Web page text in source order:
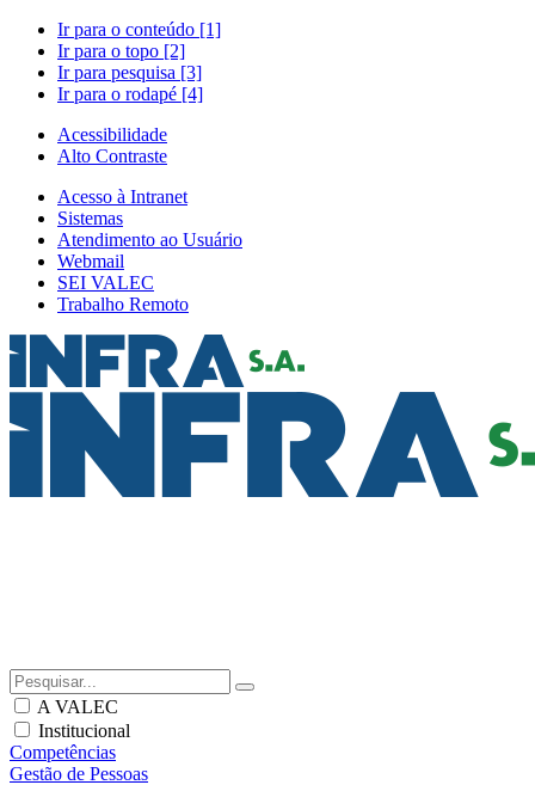
Ir para o conteúdo [1]
Ir para o topo [2]
Ir para pesquisa [3]
Ir para o rodapé [4]
Acessibilidade
Alto Contraste
Acesso à Intranet
Sistemas
Atendimento ao Usuário
Webmail
SEI VALEC
Trabalho Remoto
A VALEC
Institucional
Competências
Gestão de Pessoas